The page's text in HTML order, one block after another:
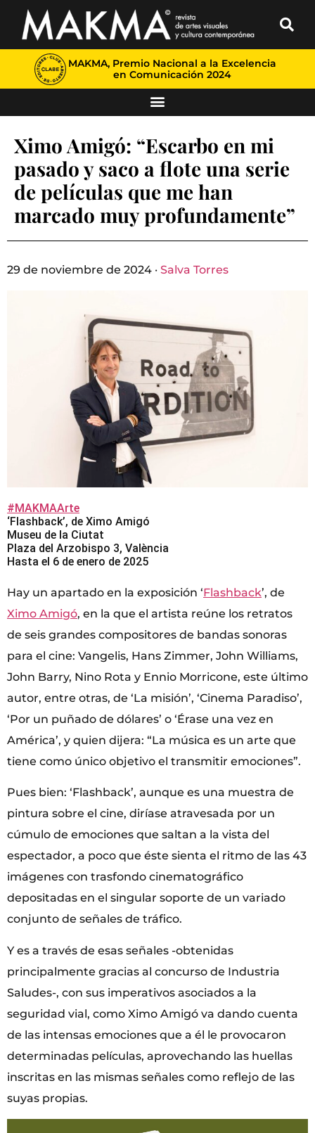
MAKMA, Premio Nacional a la Excelencia
en Comunicación 2024
Ximo Amigó: “Escarbo en mi
pasado y saco a flote una serie
de películas que me han
marcado muy profundamente”
29 de noviembre de 2024 · Salva Torres
#MAKMAArte
‘Flashback’, de Ximo Amigó
Museu de la Ciutat
Plaza del Arzobispo 3, València
Hasta el 6 de enero de 2025
Hay un apartado en la exposición ‘Flashback’, de
Ximo Amigó, en la que el artista reúne los retratos
de seis grandes compositores de bandas sonoras
para el cine: Vangelis, Hans Zimmer, John Williams,
John Barry, Nino Rota y Ennio Morricone, este último
autor, entre otras, de ‘La misión’, ‘Cinema Paradiso’,
‘Por un puñado de dólares’ o ‘Érase una vez en
América’, y quien dijera: “La música es un arte que
tiene como único objetivo el transmitir emociones”.
Pues bien: ‘Flashback’, aunque es una muestra de
pintura sobre el cine, diríase atravesada por un
cúmulo de emociones que saltan a la vista del
espectador, a poco que éste sienta el ritmo de las 43
imágenes con trasfondo cinematográfico
depositadas en el singular soporte de un variado
conjunto de señales de tráfico.
Y es a través de esas señales -obtenidas
principalmente gracias al concurso de Industria
Saludes-, con sus imperativos asociados a la
seguridad vial, como Ximo Amigó va dando cuenta
de las intensas emociones que a él le provocaron
determinadas películas, aprovechando las huellas
inscritas en las mismas señales como reflejo de las
suyas propias.